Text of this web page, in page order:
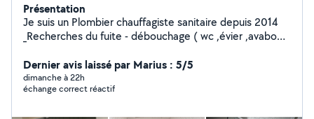
Présentation
Je suis un Plombier chauffagiste sanitaire depuis 2014
_Recherches du fuite - débouchage ( wc ,évier ,avabo
installation chaudière plus radiateur - installation ballon
d'eau chaude (cumulus) - installation tub PVC (toutes
les diamètre ) - réparation chaudière à gaz - rénovation
Dernier avis laissé par Marius : 5/5
dimanche à 22h
échange correct réactif